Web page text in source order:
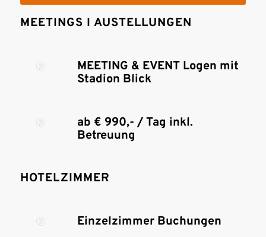
MEETINGS I AUSTELLUNGEN
MEETING & EVENT Logen mit
Stadion Blick
ab € 990,- / Tag inkl.
Betreuung
HOTELZIMMER
Einzelzimmer Buchungen